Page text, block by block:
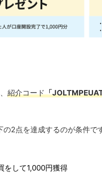
紹介コード「
2点を達成するのが条件で
をして1,000円獲得